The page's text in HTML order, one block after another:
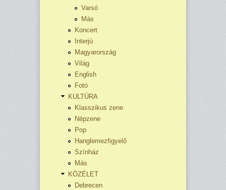
Varsó
Más
Koncert
Interjú
Magyarország
Világ
English
Fotó
KULTÚRA
Klasszikus zene
Népzene
Pop
Hanglemezfigyelő
Színház
Más
KÖZÉLET
Debrecen